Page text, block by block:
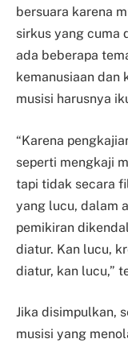
bersuara karena
sirkus yang cuma
ada beberapa
kemanusiaan dan
musisi harusnya
“Karena
seperti mengkaji
tapi tidak secara
yang lucu, dalam
pemikiran
diatur. Kan lucu,
diatur, kan lucu,”
Jika disimpulkan,
musisi yang